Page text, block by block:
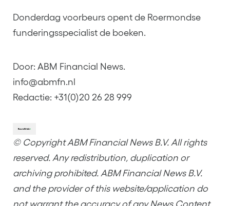
Donderdag voorbeurs opent de Roermondse
funderingsspecialist de boeken.
Door: ABM Financial News.
info@abmfn.nl
Redactie: +31(0)20 26 28 999
© Copyright ABM Financial News B.V. All rights
reserved. Any redistribution, duplication or
archiving prohibited. ABM Financial News B.V.
and the provider of this website/application do